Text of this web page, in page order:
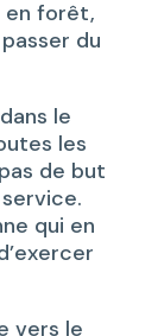
en forêt,
du
le
les
de but
qui en
vers le